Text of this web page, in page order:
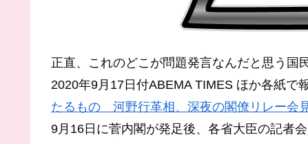
正直、これのどこが問題発言なんだと思う国
2020年9月17日付ABEMA TIMES ほか各紙で
たるもの 河野行革相、深夜の閣僚リレー会
9月16日に菅内閣が発足後、各省大臣の記者